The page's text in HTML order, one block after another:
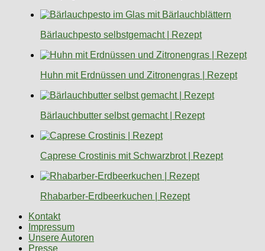
Bärlauchpesto selbstgemacht | Rezept
Huhn mit Erdnüssen und Zitronengras | Rezept
Bärlauchbutter selbst gemacht | Rezept
Caprese Crostinis mit Schwarzbrot | Rezept
Rhabarber-Erdbeerkuchen | Rezept
Kontakt
Impressum
Unsere Autoren
Presse